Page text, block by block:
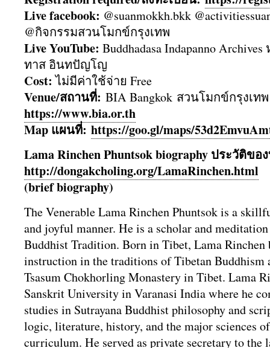
Live facebook: @suanmokkh.bkk
@กิจกรรมสวนโมกข์กรุงเทพ
Live YouTube: Buddhadasa Indapanno
ทาส อินทปัญโญ
Cost: ไม่มีค่าใช้จ่าย Free
Venue/สถานที่: BIA Bangkok สวนโมกข์กรุงเท
https://www.bia.or.th
Map แผนที่: https://goo.gl/maps/
Lama Rinchen Phuntsok biography ประวัติ​ข
http://dongakcholing.org/LamaRinchen.html
(brief biography)
The Venerable Lama Rinchen Phuntsok is a
and joyful manner. He is a scholar and
Buddhist Tradition. Born in Tibet, Lama Rinchen
instruction in the traditions of Tibetan Buddhism
Tsasum Chokhorling Monastery in Tibet. Lama
Sanskrit University in Varanasi India where he
studies in Sutrayana Buddhist philosophy and
logic, literature, history, and the major sciences
curriculum. He served as private secretary to the